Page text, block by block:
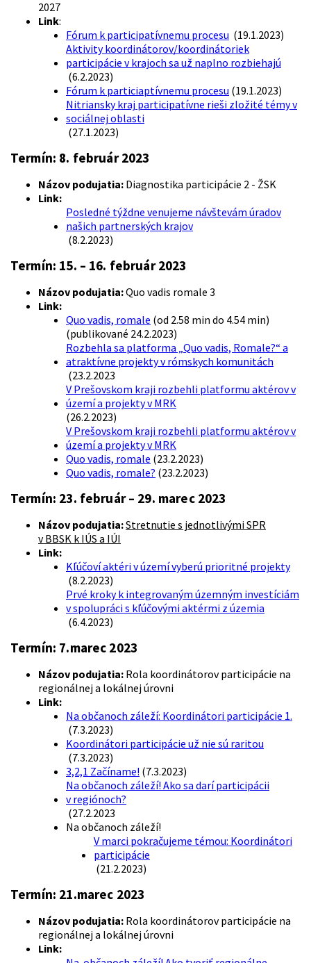
2027
Link:
Fórum k participatívnemu procesu (19.1.2023)
Aktivity koordinátorov/koordinátoriek
participácie v krajoch sa už naplno rozbiehajú
(6.2.2023)
Fórum k particiaptívnemu procesu (19.1.2023)
Nitriansky kraj participatívne rieši zložité témy v
sociálnej oblasti
(27.1.2023)
Termín: 8. február 2023
Názov podujatia: Diagnostika participácie 2 - ŽSK
Link:
Posledné týždne venujeme návštevám úradov
našich partnerských krajov
(8.2.2023)
Termín: 15. – 16. február 2023
Názov podujatia:Quo vadis romale 3
Link:
Quo vadis, romale (od 2.58 min do 4.54 min)
(publikované 24.2.2023)
Rozbehla sa platforma „Quo vadis, Romale?“ a
atraktívne projekty v rómskych komunitách
(23.2.2023
V Prešovskom kraji rozbehli platformu aktérov v
území a projekty v MRK
(26.2.2023)
V Prešovskom kraji rozbehli platformu aktérov v
území a projekty v MRK
Quo vadis, romale (23.2.2023)
Quo vadis, romale? (23.2.2023)
Termín: 23. február – 29. marec 2023
Názov podujatia:Stretnutie s jednotlivými SPR
v BBSK k IÚS a IÚI
Link:
Kľúčoví aktéri v území vyberú prioritné projekty
(8.2.2023)
Prvé kroky k integrovaným územným investíciám
v spolupráci s kľúčovými aktérmi z územia
(6.4.2023)
Termín: 7.marec 2023
Názov podujatia: Rola koordinátorov participácie na
regionálnej a lokálnej úrovni
Link:
Na občanoch záleží: Koordinátori participácie 1.
(7.3.2023)
Koordinátori participácie už nie sú raritou
(7.3.2023)
3,2,1 Začíname! (7.3.2023)
Na občanoch záleží! Ako sa darí participácii
v regiónoch?
(27.2.2023
Na občanoch záleží!
V marci pokračujeme témou: Koordinátori
participácie
(21.2.2023)
Termín: 21.marec 2023
Názov podujatia: Rola koordinátorov participácie na
regionálnej a lokálnej úrovni
Link: